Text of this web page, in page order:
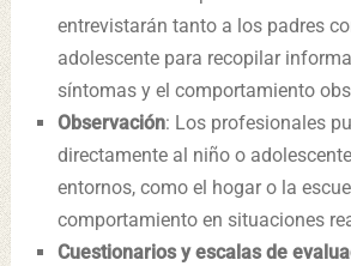
entrevistarán tanto a los padres
adolescente para recopilar
síntomas y el comportamiento
Observación: Los profesionales
directamente al niño o
entornos, como el hogar o la
comportamiento en situaciones
Cuestionarios y escalas de